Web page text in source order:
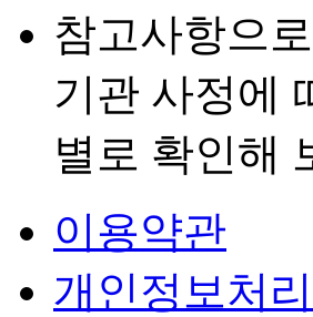
참고사항으
기관 사정에
별로 확인해
이용약관
개인정보처